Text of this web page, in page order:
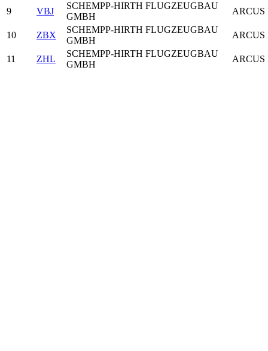
9 VBJ
SCHEMPP-HIRTH FLUGZEUGBAU
GMBH
ARCUS
10 ZBX
SCHEMPP-HIRTH FLUGZEUGBAU
GMBH
ARCUS
11 ZHL
SCHEMPP-HIRTH FLUGZEUGBAU
GMBH
ARCUS